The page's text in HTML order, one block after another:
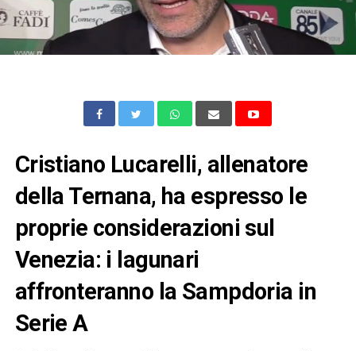
Cristiano Lucarelli, allenatore
della Ternana, ha espresso le
proprie considerazioni sul
Venezia: i lagunari
affronteranno la Sampdoria in
Serie A